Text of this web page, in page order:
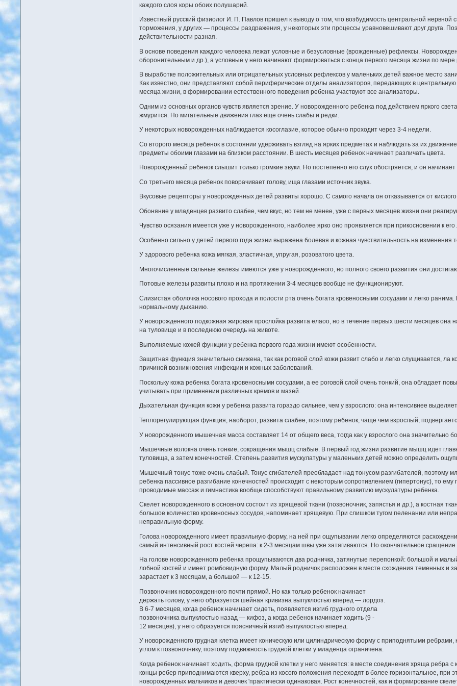
каждого слоя коры обоих полушарий.
Известный русский физиолог И. П. Павлов пришел к выводу о том, что возбудимость центральной
торможения, у других — процессы раздражения, у некоторых эти процессы уравновешивают друг друга.
действительности разная.
В основе поведения каждого человека лежат условные и безусловные (врожденные) рефлексы.
оборонительным и др.), а условные у него начинают формироваться с конца первого месяца жизни по мере
В выработке положительных или отрицательных условных рефлексов у маленьких детей важное место
Как известно, они представляют собой периферические отделы анализаторов, передающих в
месяца жизни, в формировании естественного поведения ребенка участвуют все анализаторы.
Одним из основных органов чувств является зрение. У новорожденного ребенка под действием яркого
жмурится. Но мигательные движения глаз еще очень слабы и редки.
У некоторых новорожденных наблюдается косоглазие, которое обычно проходит через 3-4 недели.
Со второго месяца ребенок в состоянии удерживать взгляд на ярких предметах и наблюдать за их
предметы обоими глазами на близком расстоянии. В шесть месяцев ребенок начинает различать цвета.
Новорожденный ребенок слышит только громкие звуки. Но постепенно его слух обостряется, и он
Со третьего месяца ребенок поворачивает голову, ища глазами источник звука.
Вкусовые рецепторы у новорожденных детей развиты хорошо. С самого начала он отказывается от кислого
Обоняние у младенцев развито слабее, чем вкус, но тем не менее, уже с первых месяцев жизни они
Чувство осязания имеется уже у новорожденного, наиболее ярко оно проявляется при прикосновении к
Особенно сильно у детей первого года жизни выражена болевая и кожная чувствительность на изменения
У здорового ребенка кожа мягкая, эластичная, упругая, розоватого цвета.
Многочисленные сальные железы имеются уже у новорожденного, но полного своего развития они
Потовые железы развиты плохо и на протяжении 3-4 месяцев вообще не функционируют.
Слизистая оболочка носового прохода и полости рта очень богата кровеносными сосудами и легко
нормальному дыханию.
У новорожденного подкожная жировая прослойка развита елаоо, но в течение первых шести месяцев она
на туловище и в последнюю очередь на животе.
Выполняемые кожей функции у ребенка первого года жизни имеют особенности.
Защитная функция значительно снижена, так как роговой слой кожи развит слабо и легко слущивается, ла
причиной возникновения инфекции и кожных заболеваний.
Поскольку кожа ребенка богата кровеносными сосудами, а ее роговой слой очень тонкий, она обладает
учитывать при применении различных кремов и мазей.
Дыхательная функция кожи у ребенка развита гораздо сильнее, чем у взрослого: она интенсивнее выделяет
Теплорегулирующая функция, наоборот, развита слабее, поэтому ребенок, чаще чем взрослый,
У новорожденного мышечная масса составляет 14 от общего веса, тогда как у взрослого она значительно
Мышечные волокна очень тонкие, сокращения мышц слабые. В первый год жизни развитие мышц идет
туловища, а затем конечностей. Степень развития мускулатуры у маленьких детей можно определить
Мышечный тонус тоже очень слабый. Тонус сгибателей преобладает над тонусом разгибателей, поэтому
ребенка пассивное разгибание конечностей происходит с некоторым сопротивлением (гипертонус), то
проводимые массаж и гимнастика вообще способствуют правильному развитию мускулатуры ребенка.
Скелет новорожденного в основном состоит из хрящевой ткани (позвоночник, запястья и др.), а костная
большое количество кровеносных сосудов, напоминает хрящевую. При слишком тугом пеленании или
неправильную форму.
Голова новорожденного имеет правильную форму, на ней при ощупывании легко определяются
самый интенсивный рост костей черепа: к 2-3 месяцам швы уже затягиваются. Но окончательное сращение
На голове новорожденного ребенка прощупываются два родничка, затянутые перепонкой: большой и
лобной костей и имеет ромбовидную форму. Малый родничок расположен в месте схождения теменных и
зарастает к 3 месяцам, а большой — к 12-15.
Позвоночник новорожденного почти прямой. Но как только ребенок начинает
держать голову, у него образуется шейная кривизна выпуклостью вперед — лордоз.
В 6-7 месяцев, когда ребенок начинает сидеть, появляется изгиб грудного отдела
позвоночника выпуклостью назад — кифоз, а когда ребенок начинает ходить (9 -
12 месяцев), у него образуется поясничный изгиб выпуклостью вперед.
У новорожденного грудная клетка имеет коническую или цилиндрическую форму с приподнятыми
углом к позвоночнику, поэтому подвижность грудной клетки у младенца ограничена.
Когда ребенок начинает ходить, форма грудной клетки у него меняется: в месте соединения хряща ребра
концы ребер приподнимаются кверху, ребра из косого положения переходят в более горизонтальное, при
новорожденных мальчиков и девочек 'практически одинаковая. Рост конечностей, как и формирование